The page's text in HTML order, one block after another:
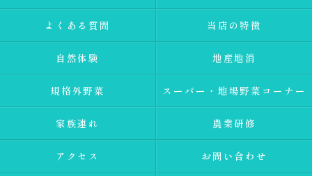
よくある質問 当店の特徴
自然体験 地産地消
規格外野菜 スーパー・地場野菜コーナー
家族連れ 農業研修
アクセス お問い合わせ